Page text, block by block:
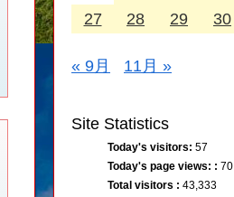
27
28 29 30
« 9月 11月 »
Site Statistics
Today's visitors: 57
Today's page views: : 70
Total visitors : 43,333